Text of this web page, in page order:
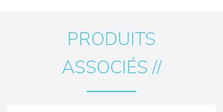
PRODUITS
ASSOCIÉS //